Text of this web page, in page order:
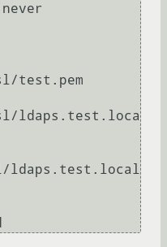
test.pem
ldaps.test.loca
ldaps.test.local